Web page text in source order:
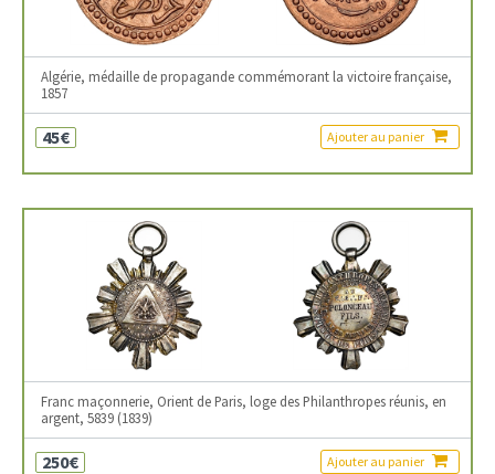
Algérie, médaille de propagande commémorant la victoire française,
1857
45€ Ajouter au panier
Franc maçonnerie, Orient de Paris, loge des Philanthropes réunis, en
argent, 5839 (1839)
250€ Ajouter au panier